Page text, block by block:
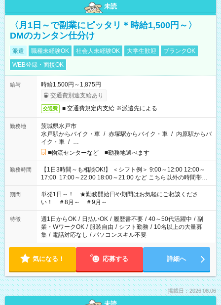
未読
〈月1日～で副業にピッタリ＊時給1,500円～〉
DMのカンタン仕分け
派遣 職種未経験OK 社会人未経験OK 大学生歓迎
ブランクOK
WEB登録・面接OK
給与
時給1,500円～1,875円
交通費別途支給あり
交通費 ■ 交通費規定内支給 ※派遣先による
勤務地
茨城県水戸市
水戸駅からバイク・車 / 赤塚駅からバイク・車 / 内原駅からバ
イク・車 / …
■物流センターなど ■勤務地選べます
勤務時間
【1日3時間～も相談OK!】 ＜シフト例＞ 9:00～12:00 12:00～
17:00 17:00～22:00 18:00～21:00 など こちら以外の時間帯も
お気軽にご相談ください！
期間
単発1日～！ ★勤務開始日や期間はお気軽にご相談くださ
い！ ＃8月～ ＃9月～
特徴 週1日からOK / 日払いOK / 履歴書不要 / 40～50代活躍中 / 副
業・WワークOK / 服装自由 / シフト勤務 / 10名以上の大量募
集 / 電話対応なし / パソコンスキル不要
気になる！ 応募する 詳細へ
掲載日：2026.08.06